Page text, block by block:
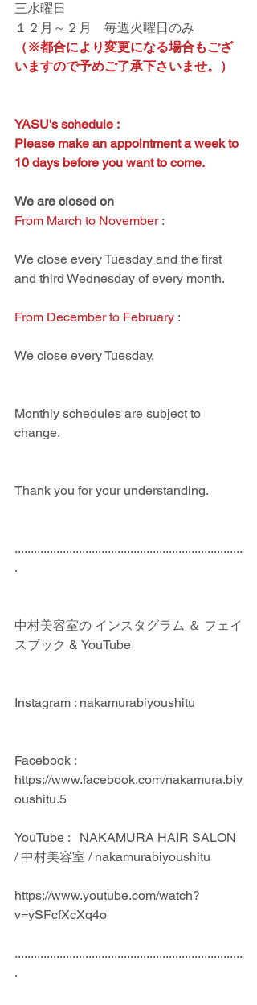
三水曜日
１２月～２月　毎週火曜日のみ
（※都合により変更になる場合もござ
いますので予めご了承下さいませ。）
YASU's schedule :
Please make an appointment a week to
10 days before you want to come.
We are closed on
From March to November :
We close every Tuesday and the first
and third Wednesday of every month.
From December to February :
We close every Tuesday.
Monthly schedules are subject to
change.
Thank you for your understanding.
.......................................................................
.
中村美容室の インスタグラム ＆ フェイ
スブック & YouTube
Instagram : nakamurabiyoushitu
Facebook :
https://www.facebook.com/nakamura.biy
oushitu.5
YouTube :   NAKAMURA HAIR SALON
/ 中村美容室 / nakamurabiyoushitu
https://www.youtube.com/watch?
v=ySFcfXcXq4o
.......................................................................
.